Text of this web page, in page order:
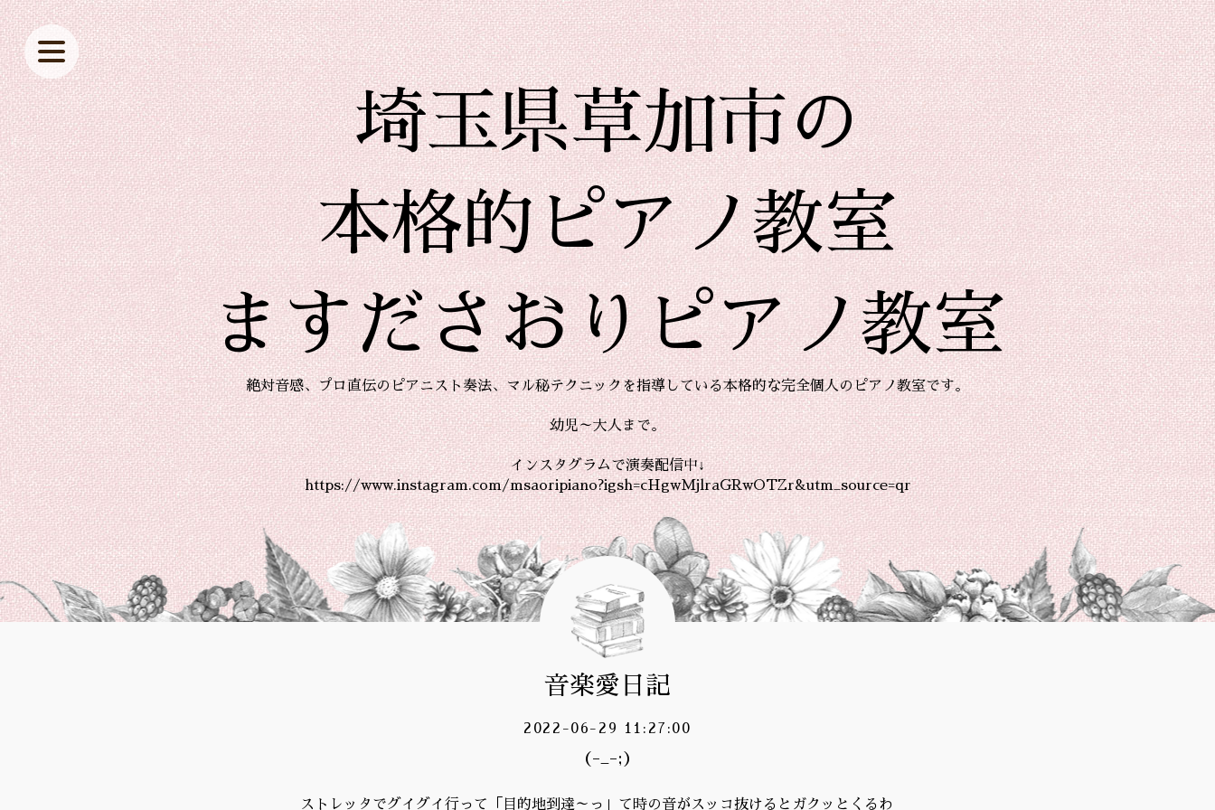
埼玉県草加市の
本格的ピアノ教室
ますださおりピアノ教室
絶対音感、プロ直伝のピアニスト奏法、マル秘テクニックを指導している本格的な完全個人のピアノ教室です。
幼児～大人まで。
インスタグラムで演奏配信中↓
https://www.instagram.com/msaoripiano?igsh=cHgwMjlraGRwOTZr&utm_source=qr
音楽愛日記
2022-06-29 11:27:00
(-_-;)
ストレッタでグイグイ行って「目的地到達～っ」て時の音がスッコ抜けるとガクッとくるわ